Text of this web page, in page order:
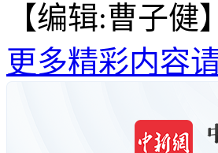
【编辑:曹子健】
更多精彩内容